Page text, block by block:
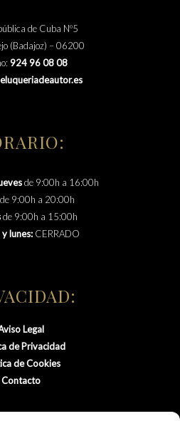
de Cuba Nº5
(Badajoz) – 06200
924 96 08 08
de 9:00h a 16:00h
de 9:00h a 20:00h
de 9:00h a 15:00h
lunes: CERRADO
Legal
de Privacidad
de Cookies
Contacto